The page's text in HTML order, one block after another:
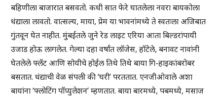
बहिणीला बाजारात बसवतो. कधी सात फेरे घातलेला नवरा बायकोला
धंद्याला लावतो. वात्सल्य, माया, प्रेम या भावनांमध्ये ते स्वतःला अजिबात
गुंतवून घेत नाहीत. मुंबईतले जुने रेड लाइट एरिया आता बिल्डरांपायी
उजाड होऊ लागलेत. गेल्या दहा वर्षांत लॉजेस, हॉटेले, बनावट नावांनी
घेतलेले फ्लॅट आणि सोयीचे होईल तिथे तिथे बाया गि-हाइकांबरोबर
बसतात. धंद्याची वेळ संपली की ‘घरी’ परततात. एनजीओवाले अशा
बायांना ‘फ्लोटिंग पॉप्युलेशन’ म्हणतात. बाया बारमध्ये, पबमध्ये, मसाज